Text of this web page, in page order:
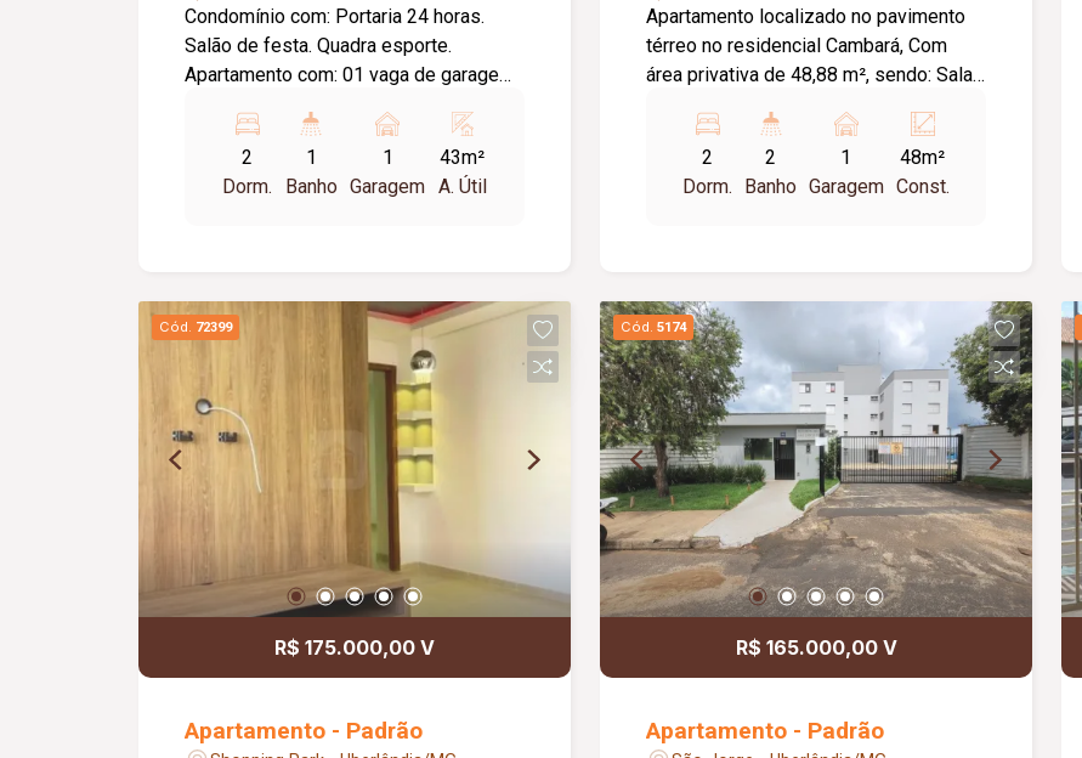
Condomínio com: Portaria 24 horas.
Salão de festa. Quadra esporte.
Apartamento com: 01 vaga de garagem.
quartos. Banheiro social.
2
Dorm.
1
Banho
1
Garagem
43m²
A. Útil
Apartamento localizado no pavimento
térreo no residencial Cambará, Com
área privativa de 48,88 m², sendo: Sala
social, Cozinha, Área de serviço, 01
2
Dorm.
2
Banho
1
Garagem
48m²
Const.
Cód. 72399
R$ 175.000,00 V
Apartamento - Padrão
Cód. 5174
R$ 165.000,00 V
Apartamento - Padrão